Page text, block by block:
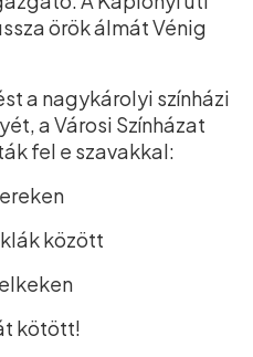
örök álmát Vénig
a nagykárolyi színházi
a Városi Színházat
fel e szavakkal:
között
kötött!